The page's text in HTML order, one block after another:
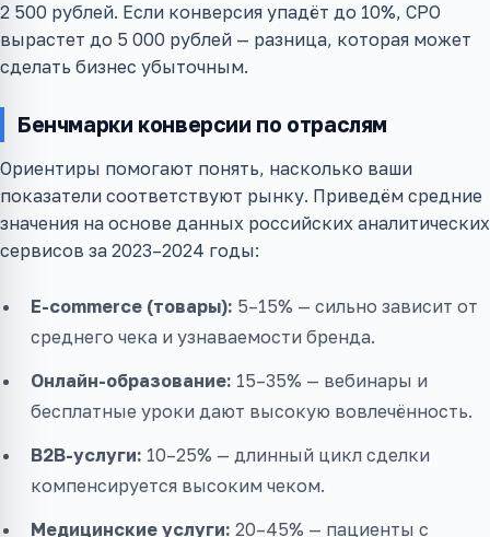
2 500 рублей. Если конверсия упадёт до 10%, CPO
вырастет до 5 000 рублей — разница, которая может
сделать бизнес убыточным.
Бенчмарки конверсии по отраслям
Ориентиры помогают понять, насколько ваши
показатели соответствуют рынку. Приведём средние
значения на основе данных российских аналитических
сервисов за 2023–2024 годы:
E-commerce (товары): 5–15% — сильно зависит от
среднего чека и узнаваемости бренда.
Онлайн-образование: 15–35% — вебинары и
бесплатные уроки дают высокую вовлечённость.
B2B-услуги: 10–25% — длинный цикл сделки
компенсируется высоким чеком.
Медицинские услуги: 20–45% — пациенты с